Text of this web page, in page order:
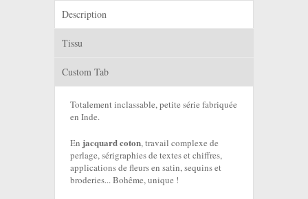
Description
Tissu
Custom Tab
Totalement inclassable, petite série fabriquée
en Inde.
En jacquard coton, travail complexe de
perlage, sérigraphies de textes et chiffres,
applications de fleurs en satin, sequins et
broderies... Bohême, unique !